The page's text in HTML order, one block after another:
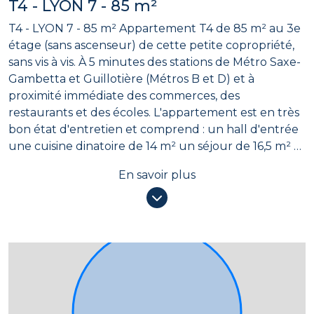
T4 - LYON 7 - 85 m²
T4 - LYON 7 - 85 m² Appartement T4 de 85 m² au 3e
étage (sans ascenseur) de cette petite copropriété,
sans vis à vis. À 5 minutes des stations de Métro Saxe-
Gambetta et Guillotière (Métros B et D) et à
proximité immédiate des commerces, des
restaurants et des écoles. L'appartement est en très
bon état d'entretien et comprend : un hall d'entrée
une cuisine dinatoire de 14 m² un séjour de 16,5 m² 2
dressing et l'autre avec placard) une salle d'eau de
12 m² (comprenant coin buanderie, wc, cabine de
bois récent, chauffage individuel au gaz. Copropriété
de 25 lots principaux. Charges annuelles : ± 1.480
ou information complémentaire, contactez votre
En savoir plus